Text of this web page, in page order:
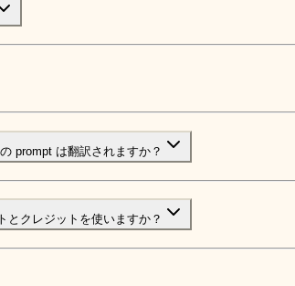
prompt は翻訳されますか？
とクレジットを使いますか？